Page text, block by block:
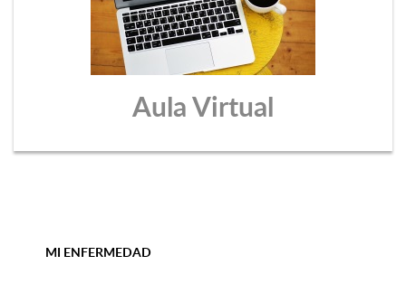
Aula Virtual
MI ENFERMEDAD